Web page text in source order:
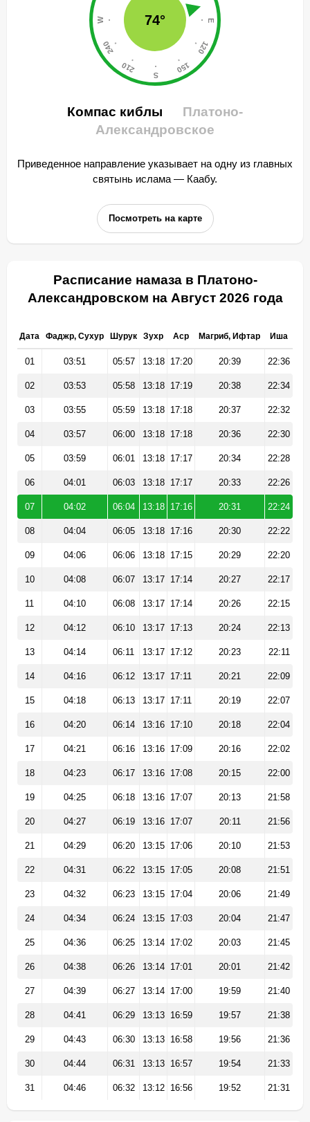
74°
Компас киблы
Платоно-
Александровское
Приведенное направление указывает на одну из главных
святынь ислама — Каабу.
Посмотреть на карте
Расписание намаза в Платоно-
Александровском на Август 2026 года
Дата Фаджр, Сухур Шурук Зухр Аср Магриб, Ифтар Иша
01 03:51 05:57 13:18 17:20 20:39 22:36
02 03:53 05:58 13:18 17:19 20:38 22:34
03 03:55 05:59 13:18 17:18 20:37 22:32
04 03:57 06:00 13:18 17:18 20:36 22:30
05 03:59 06:01 13:18 17:17 20:34 22:28
06 04:01 06:03 13:18 17:17 20:33 22:26
07 04:02 06:04 13:18 17:16 20:31 22:24
08 04:04 06:05 13:18 17:16 20:30 22:22
09 04:06 06:06 13:18 17:15 20:29 22:20
10 04:08 06:07 13:17 17:14 20:27 22:17
11 04:10 06:08 13:17 17:14 20:26 22:15
12 04:12 06:10 13:17 17:13 20:24 22:13
13 04:14 06:11 13:17 17:12 20:23 22:11
14 04:16 06:12 13:17 17:11 20:21 22:09
15 04:18 06:13 13:17 17:11 20:19 22:07
16 04:20 06:14 13:16 17:10 20:18 22:04
17 04:21 06:16 13:16 17:09 20:16 22:02
18 04:23 06:17 13:16 17:08 20:15 22:00
19 04:25 06:18 13:16 17:07 20:13 21:58
20 04:27 06:19 13:16 17:07 20:11 21:56
21 04:29 06:20 13:15 17:06 20:10 21:53
22 04:31 06:22 13:15 17:05 20:08 21:51
23 04:32 06:23 13:15 17:04 20:06 21:49
24 04:34 06:24 13:15 17:03 20:04 21:47
25 04:36 06:25 13:14 17:02 20:03 21:45
26 04:38 06:26 13:14 17:01 20:01 21:42
27 04:39 06:27 13:14 17:00 19:59 21:40
28 04:41 06:29 13:13 16:59 19:57 21:38
29 04:43 06:30 13:13 16:58 19:56 21:36
30 04:44 06:31 13:13 16:57 19:54 21:33
31 04:46 06:32 13:12 16:56 19:52 21:31